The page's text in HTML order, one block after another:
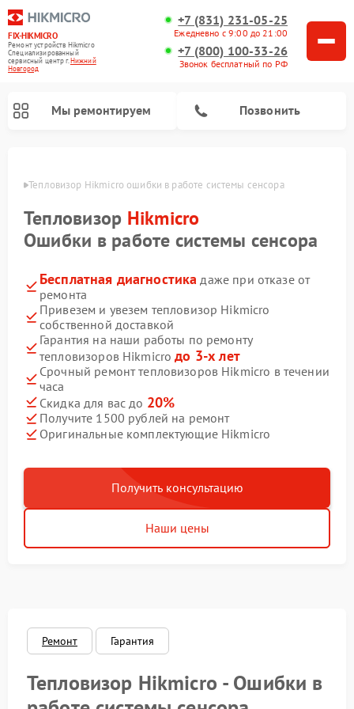
FIX-HIKMICRO
Ремонт устройств Hikmicro
Специализированный
cервисный центр г.Нижний
Новгород
+7 (831) 231-05-25
Ежедневно с 9:00 до 21:00
+7 (800) 100-33-26
Звонок бесплатный по РФ
Мы ремонтируем Позвонить
Тепловизор Hikmicro ошибки в работе системы сенсора
Тепловизор Hikmicro
Ошибки в работе системы сенсора
Бесплатная диагностика даже при отказе от
ремонта
Привезем и увезем тепловизор Hikmicro
собственной доставкой
Гарантия на наши работы по ремонту
тепловизоров Hikmicroдо 3-х лет
Срочный ремонт тепловизоров Hikmicro в течении
часа
Скидка для вас до 20%
Получите 1500 рублей на ремонт
Оригинальные комплектующие Hikmicro
Получить консультацию
Наши цены
Ремонт Гарантия
Тепловизор Hikmicro - Ошибки в